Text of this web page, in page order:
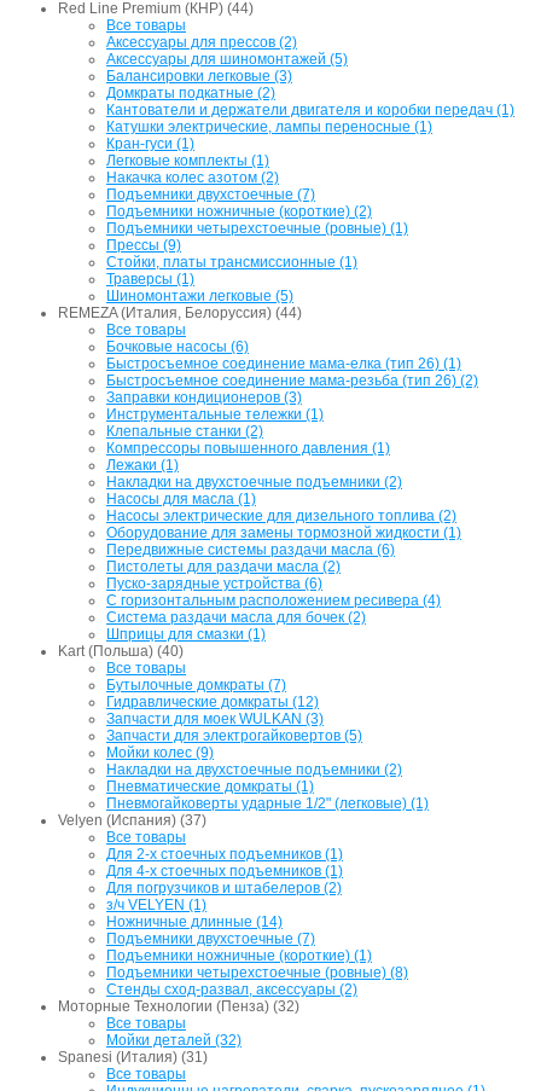
Red Line Premium (КНР) (44)
Все товары
Аксессуары для прессов (2)
Аксессуары для шиномонтажей (5)
Балансировки легковые (3)
Домкраты подкатные (2)
Кантователи и держатели двигателя и коробки передач (1)
Катушки электрические, лампы переносные (1)
Кран-гуси (1)
Легковые комплекты (1)
Накачка колес азотом (2)
Подъемники двухстоечные (7)
Подъемники ножничные (короткие) (2)
Подъемники четырехстоечные (ровные) (1)
Прессы (9)
Стойки, платы трансмиссионные (1)
Траверсы (1)
Шиномонтажи легковые (5)
REMEZA (Италия, Белоруссия) (44)
Все товары
Бочковые насосы (6)
Быстросъемное соединение мама-елка (тип 26) (1)
Быстросъемное соединение мама-резьба (тип 26) (2)
Заправки кондиционеров (3)
Инструментальные тележки (1)
Клепальные станки (2)
Компрессоры повышенного давления (1)
Лежаки (1)
Накладки на двухстоечные подъемники (2)
Насосы для масла (1)
Насосы электрические для дизельного топлива (2)
Оборудование для замены тормозной жидкости (1)
Передвижные системы раздачи масла (6)
Пистолеты для раздачи масла (2)
Пуско-зарядные устройства (6)
С горизонтальным расположением ресивера (4)
Система раздачи масла для бочек (2)
Шприцы для смазки (1)
Kart (Польша) (40)
Все товары
Бутылочные домкраты (7)
Гидравлические домкраты (12)
Запчасти для моек WULKAN (3)
Запчасти для электрогайковертов (5)
Мойки колес (9)
Накладки на двухстоечные подъемники (2)
Пневматические домкраты (1)
Пневмогайковерты ударные 1/2" (легковые) (1)
Velyen (Испания) (37)
Все товары
Для 2-х стоечных подъемников (1)
Для 4-х стоечных подъемников (1)
Для погрузчиков и штабелеров (2)
з/ч VELYEN (1)
Ножничные длинные (14)
Подъемники двухстоечные (7)
Подъемники ножничные (короткие) (1)
Подъемники четырехстоечные (ровные) (8)
Стенды сход-развал, аксессуары (2)
Моторные Технологии (Пенза) (32)
Все товары
Мойки деталей (32)
Spanesi (Италия) (31)
Все товары